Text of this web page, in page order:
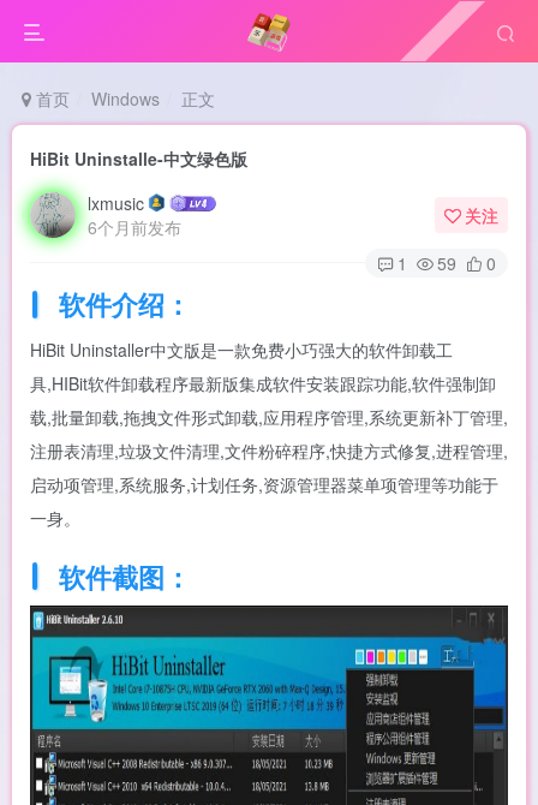
首页 Windows 正文
HiBit Uninstalle-中文绿色版
lxmusic
6个月前发布
关注
1
59 0
软件介绍：
HiBit Uninstaller中文版是一款免费小巧强大的软件卸载工
具,HIBit软件卸载程序最新版集成软件安装跟踪功能,软件强制卸
载,批量卸载,拖拽文件形式卸载,应用程序管理,系统更新补丁管理,
注册表清理,垃圾文件清理,文件粉碎程序,快捷方式修复,进程管理,
启动项管理,系统服务,计划任务,资源管理器菜单项管理等功能于
一身。
软件截图：